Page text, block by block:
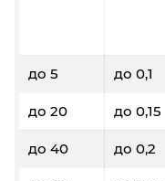
до 5 до 0,1
до 20 до 0,15
до 40 до 0,2